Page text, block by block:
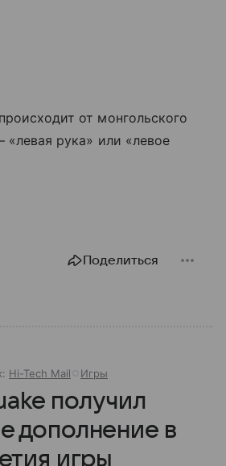
от монгольского
«левая рука» или «левое
Поделиться
Hi-Tech Mail Игры
получил
дополнение в
игры